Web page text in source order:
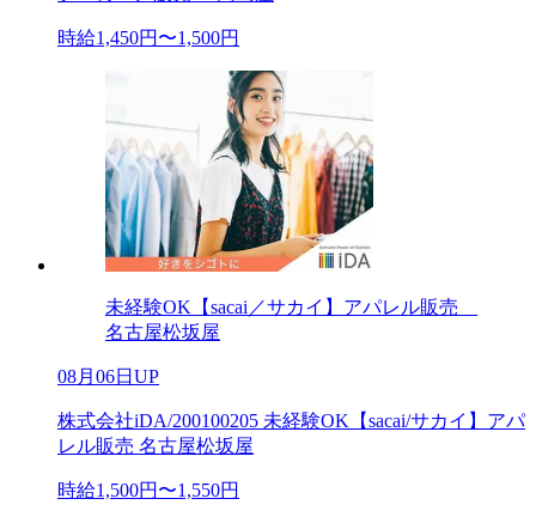
時給1,450円〜1,500円
未経験OK【sacai／サカイ】アパレル販売
名古屋松坂屋
08月06日UP
株式会社iDA/200100205 未経験OK【sacai/サカイ】アパ
レル販売 名古屋松坂屋
時給1,500円〜1,550円